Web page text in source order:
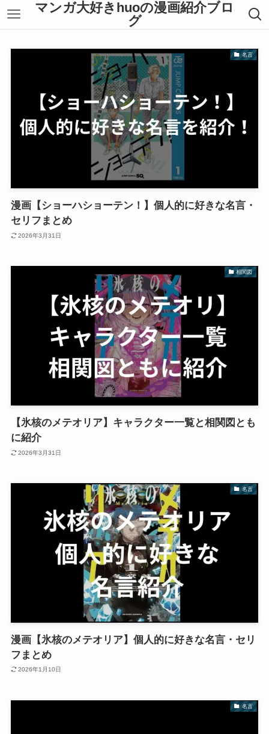
マンガ大好きhuoの漫画紹介ブロ
グ
名言
漫画【ショーハショーテン！】個人的に好きな名言・
セリフまとめ
2026年3月31日
相関図
【氷核のメテオリア】キャラクター一覧と相関図とも
に紹介
2026年3月31日
名言
漫画【氷核のメテオリア】個人的に好きな名言・セリ
フまとめ
2026年1月10日
名言